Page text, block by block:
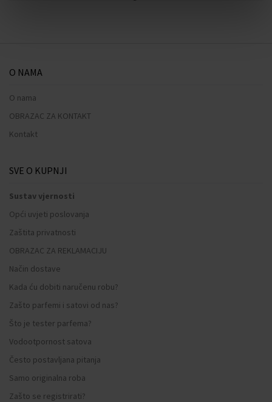
O NAMA
O nama
OBRAZAC ZA KONTAKT
Kontakt
SVE O KUPNJI
Sustav vjernosti
Opći uvjeti poslovanja
Zaštita privatnosti
OBRAZAC ZA REKLAMACIJU
Način dostave
Kada ću dobiti naručenu robu?
Zašto parfemi i satovi od nas?
Što je tester parfema?
Vodootpornost satova
Često postavljana pitanja
Samo originalna roba
Zašto se registrirati?